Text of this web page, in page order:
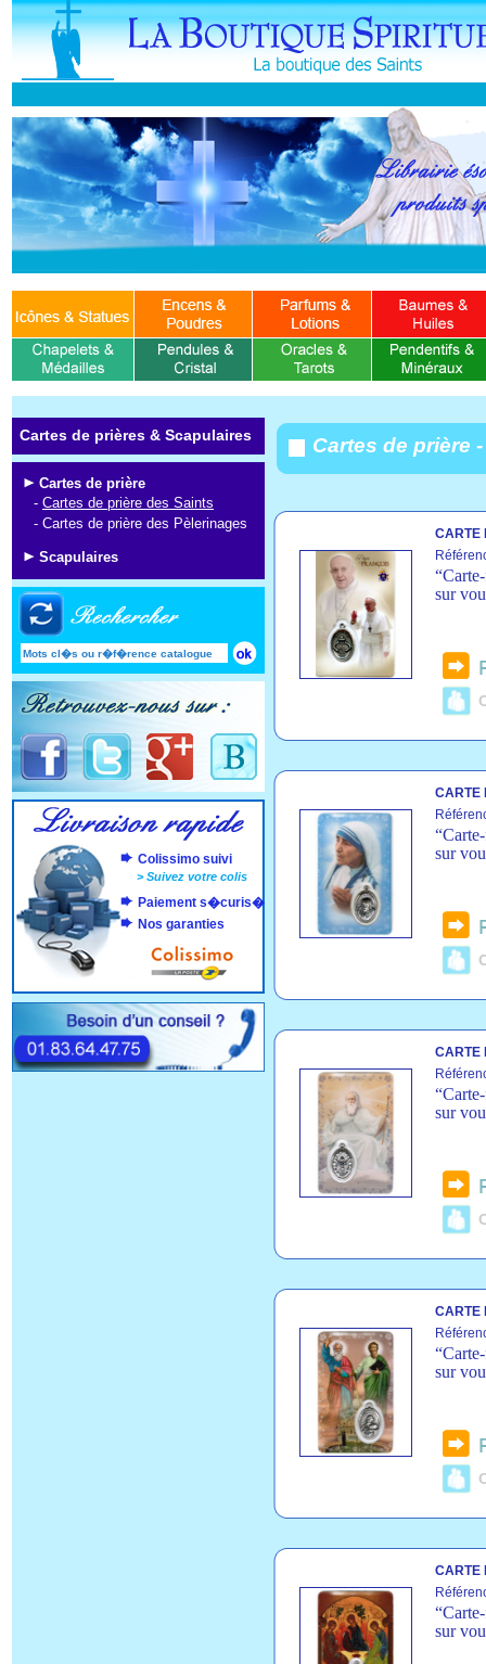
Cartes de prières & Scapulaires
Cartes de prière
- Cartes de prière des Saints
- Cartes de prière des Pèlerinages
Scapulaires
Colissimo suivi
>Suivez votre colis
Paiement s�curis�
Nos garanties
Cartes de prière
CARTE
sur
CARTE
sur
CARTE
sur
CARTE
sur
CARTE
sur